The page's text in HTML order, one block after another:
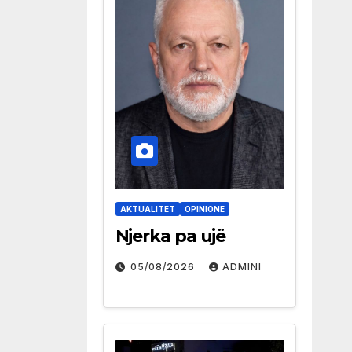
AKTUALITET OPINIONE
Njerka pa ujë
05/08/2026 ADMINI